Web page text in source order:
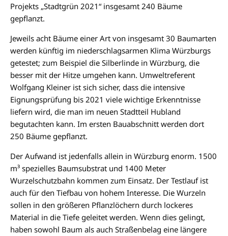
Projekts „Stadtgrün 2021“ insgesamt 240 Bäume
gepflanzt.
Jeweils acht Bäume einer Art von insgesamt 30 Baumarten
werden künftig im niederschlagsarmen Klima Würzburgs
getestet; zum Beispiel die Silberlinde in Würzburg, die
besser mit der Hitze umgehen kann. Umweltreferent
Wolfgang Kleiner ist sich sicher, dass die intensive
Eignungsprüfung bis 2021 viele wichtige Erkenntnisse
liefern wird, die man im neuen Stadtteil Hubland
begutachten kann. Im ersten Bauabschnitt werden dort
250 Bäume gepflanzt.
Der Aufwand ist jedenfalls allein in Würzburg enorm. 1500
m³ spezielles Baumsubstrat und 1400 Meter
Wurzelschutzbahn kommen zum Einsatz. Der Testlauf ist
auch für den Tiefbau von hohem Interesse. Die Wurzeln
sollen in den größeren Pflanzlöchern durch lockeres
Material in die Tiefe geleitet werden. Wenn dies gelingt,
haben sowohl Baum als auch Straßenbelag eine längere